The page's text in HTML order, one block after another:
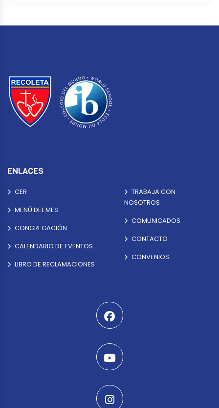
ENLACES
CER
MENÚ DEL MES
CONGREGACIÓN
CALENDARIO DE EVENTOS
LIBRO DE RECLAMACIONES
TRABAJA CON
NOSOTROS
COMUNICADOS
CONTACTO
CONVENIOS